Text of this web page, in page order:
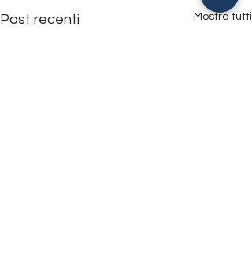
Post recenti Mostra tutti